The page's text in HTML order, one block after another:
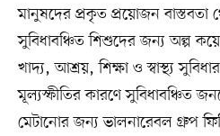
মানুষদের প্রকৃত প্রয়োজন বাস্তবতা
সুবিধাবঞ্চিত শিশুদের জন্য অল্প
খাদ্য, আশ্রয়, শিক্ষা ও স্বাস্থ্য
মূল্যস্ফীতির কারণে সুবিধাবঞ্চিত
মেটানোর জন্য ভালনারেবল গ্রুপ